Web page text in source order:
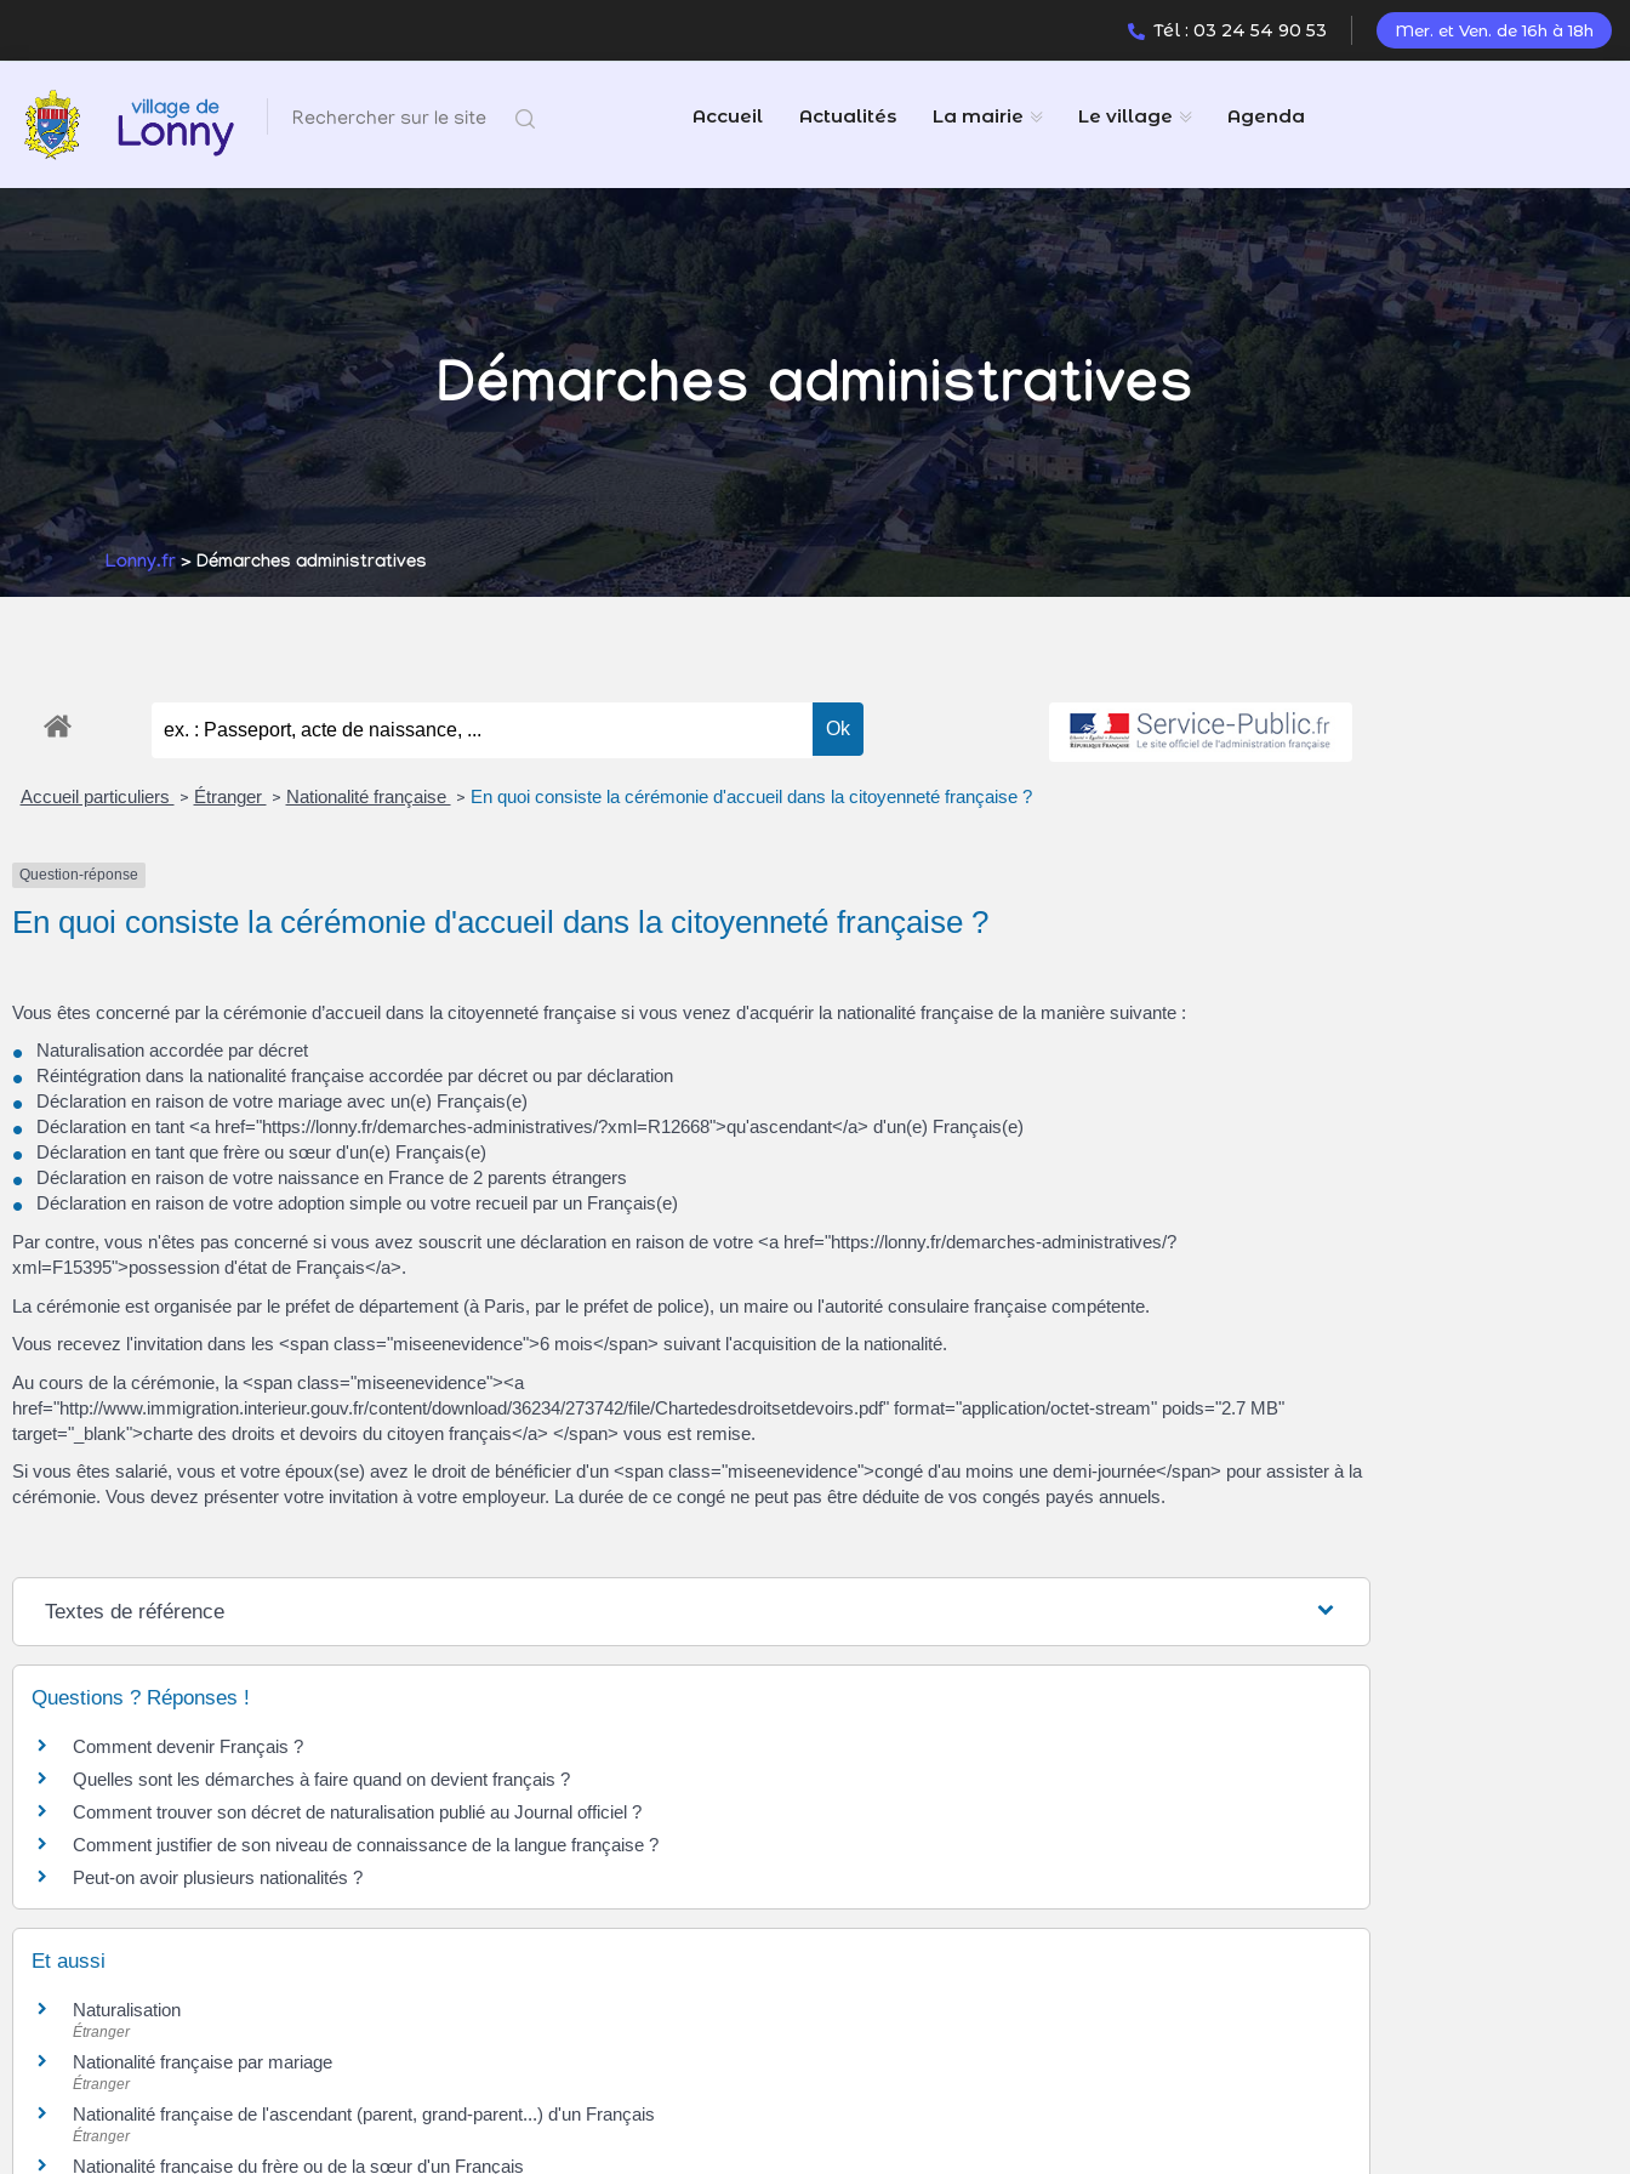
Tél : 03 24 54 90 53 Mer. et Ven. de 16h à 18h
Rechercher sur le site Accueil Actualités La mairie Le village Agenda
Démarches administratives
Lonny.fr > Démarches administratives
Accueil particuliers > Étranger > Nationalité française > En quoi consiste la cérémonie d'accueil dans la citoyenneté française ?
Question-réponse
En quoi consiste la cérémonie d'accueil dans la citoyenneté française ?
Vous êtes concerné par la cérémonie d’accueil dans la citoyenneté française si vous venez d'acquérir la nationalité française de la manière suivante :
Naturalisation accordée par décret
Réintégration dans la nationalité française accordée par décret ou par déclaration
Déclaration en raison de votre mariage avec un(e) Français(e)
Déclaration en tant <a href="https://lonny.fr/demarches-administratives/?xml=R12668">qu'ascendant</a> d'un(e) Français(e)
Déclaration en tant que frère ou sœur d'un(e) Français(e)
Déclaration en raison de votre naissance en France de 2 parents étrangers
Déclaration en raison de votre adoption simple ou votre recueil par un Français(e)
Par contre, vous n'êtes pas concerné si vous avez souscrit une déclaration en raison de votre <a href="https://lonny.fr/demarches-administratives/?
xml=F15395">possession d'état de Français</a>.
La cérémonie est organisée par le préfet de département (à Paris, par le préfet de police), un maire ou l'autorité consulaire française compétente.
Vous recevez l'invitation dans les <span class="miseenevidence">6 mois</span> suivant l'acquisition de la nationalité.
Au cours de la cérémonie, la <span class="miseenevidence"><a
href="http://www.immigration.interieur.gouv.fr/content/download/36234/273742/file/Chartedesdroitsetdevoirs.pdf" format="application/octet-stream" poids="2.7 MB"
target="_blank">charte des droits et devoirs du citoyen français</a> </span> vous est remise.
Si vous êtes salarié, vous et votre époux(se) avez le droit de bénéficier d'un <span class="miseenevidence">congé d'au moins une demi-journée</span> pour assister à la
cérémonie. Vous devez présenter votre invitation à votre employeur. La durée de ce congé ne peut pas être déduite de vos congés payés annuels.
Textes de référence
Questions ? Réponses !
Comment devenir Français ?
Quelles sont les démarches à faire quand on devient français ?
Comment trouver son décret de naturalisation publié au Journal officiel ?
Comment justifier de son niveau de connaissance de la langue française ?
Peut-on avoir plusieurs nationalités ?
Et aussi
Naturalisation
Étranger
Nationalité française par mariage
Étranger
Nationalité française de l'ascendant (parent, grand-parent...) d'un Français
Étranger
Nationalité française du frère ou de la sœur d'un Français